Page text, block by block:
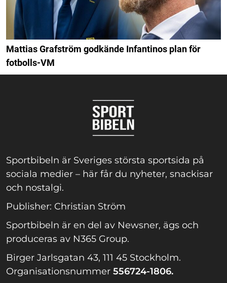
Mattias Grafström godkände Infantinos plan för
fotbolls-VM
Sportbibeln är Sveriges största sportsida på
sociala medier – här får du nyheter, snackisar
och nostalgi.
Publisher: Christian Ström
Sportbibeln är en del av Newsner, ägs och
produceras av N365 Group.
Birger Jarlsgatan 43, 111 45 Stockholm.
Organisationsnummer 556724-1806.